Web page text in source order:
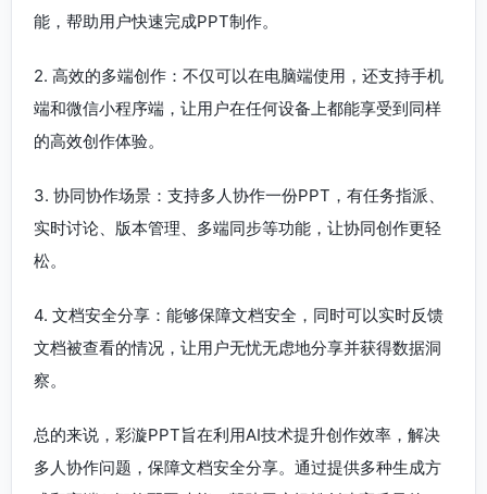
能，帮助用户快速完成PPT制作。
2. 高效的多端创作：不仅可以在电脑端使用，还支持手机
端和微信小程序端，让用户在任何设备上都能享受到同样
的高效创作体验。
3. 协同协作场景：支持多人协作一份PPT，有任务指派、
实时讨论、版本管理、多端同步等功能，让协同创作更轻
松。
4. 文档安全分享：能够保障文档安全，同时可以实时反馈
文档被查看的情况，让用户无忧无虑地分享并获得数据洞
察。
总的来说，彩漩PPT旨在利用AI技术提升创作效率，解决
多人协作问题，保障文档安全分享。通过提供多种生成方